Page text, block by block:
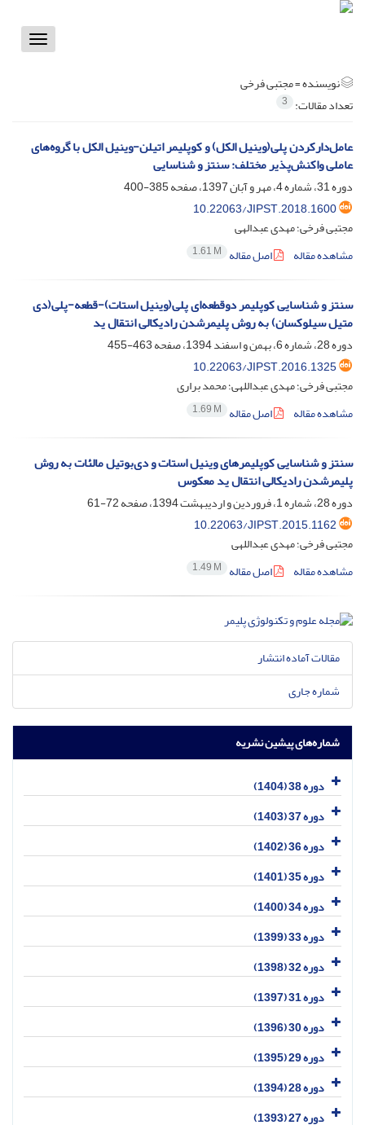
Toggle
نویسنده =مجتبی فرخی
تعداد مقالات: 3
عامل‌دارکردن پلی(‌وینیل الکل) و کوپلیمر اتیلن-وینیل الکل با گروه‌های
عاملی واکنش‌پذیر مختلف: سنتز و شناسایی
دوره 31، شماره 4، مهر و آبان 1397، صفحه
385-400
10.22063/JIPST.2018.1600
مجتبی فرخی؛ مهدی عبدالهی
مشاهده مقاله
اصل مقاله 1.61 M
سنتز و شناسایی کوپلیمر دوقطعه‌ای پلی(وینیل استات)-قطعه-پلی(دی
متیل سیلوکسان) به روش پلیمرشدن رادیکالی انتقال ید
دوره 28، شماره 6، بهمن و اسفند 1394، صفحه
463-455
10.22063/JIPST.2016.1325
مجتبی فرخی؛ مهدی عبداللهی؛ محمد براری
مشاهده مقاله
اصل مقاله 1.69 M
سنتز و شناسایی کوپلیمرهای وینیل استات و دی‌بوتیل مالئات به روش
پلیمرشدن رادیکالی انتقال ید معکوس
دوره 28، شماره 1، فروردین و اردیبهشت 1394، صفحه
72-61
10.22063/JIPST.2015.1162
مجتبی فرخی؛ مهدی عبداللهی
مشاهده مقاله
اصل مقاله 1.49 M
مقالات آماده انتشار
شماره جاری
شماره‌های پیشین نشریه
دوره 38 (1404)
دوره 37 (1403)
دوره 36 (1402)
دوره 35 (1401)
دوره 34 (1400)
دوره 33 (1399)
دوره 32 (1398)
دوره 31 (1397)
دوره 30 (1396)
دوره 29 (1395)
دوره 28 (1394)
دوره 27 (1393)